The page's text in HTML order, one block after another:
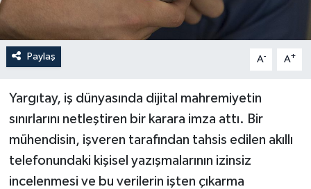
Paylaş A- A+
Yargıtay, iş dünyasında dijital mahremiyetin
sınırlarını netleştiren bir karara imza attı. Bir
mühendisin, işveren tarafından tahsis edilen akıllı
telefonundaki kişisel yazışmalarının izinsiz
incelenmesi ve bu verilerin işten çıkarma